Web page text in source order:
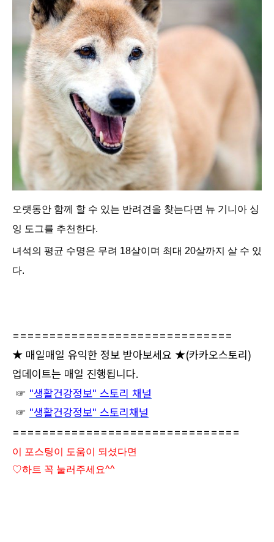
오랫동안 함께 할 수 있는 반려견을 찾는다면 뉴 기니아 싱
잉 도그를 추천한다.
녀석의 평균 수명은 무려 18살이며 최대 20살까지 살 수 있
다.
==============================
★ 매일매일 유익한 정보 받아보세요 ★(카카오스토리)
업데이트는 매일 진행됩니다.
☞ "생활건강정보" 스토리 채널
☞ "생활건강정보" 스토리채널
===============================
이 포스팅이 도움이 되셨다면
♡하트 꼭 눌러주세요^^